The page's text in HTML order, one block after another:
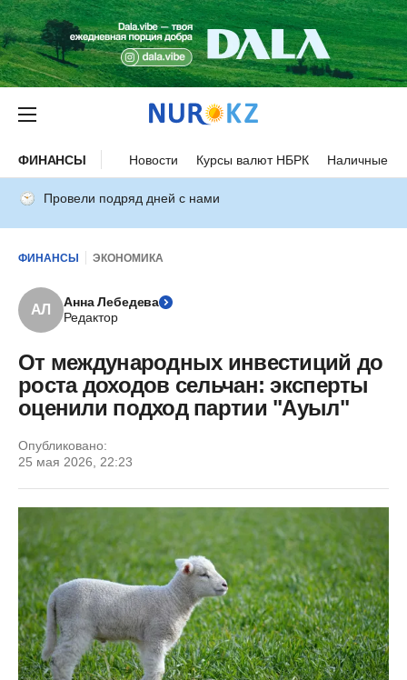
ФИНАНСЫ Новости Курсы валют НБРК Наличные
Провели подряд дней с нами
ФИНАНСЫ ЭКОНОМИКА
АЛ
Анна Лебедева
Редактор
От международных инвестиций до
роста доходов сельчан: эксперты
оценили подход партии "Ауыл"
Опубликовано:
25 мая 2026, 22:23